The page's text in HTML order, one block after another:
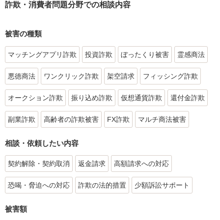
詐欺・消費者問題分野での相談内容
被害の種類
マッチングアプリ詐欺 投資詐欺 ぼったくり被害 霊感商法
悪徳商法 ワンクリック詐欺 架空請求 フィッシング詐欺
オークション詐欺 振り込め詐欺 仮想通貨詐欺 還付金詐欺
副業詐欺 高齢者の詐欺被害 FX詐欺 マルチ商法被害
相談・依頼したい内容
契約解除・契約取消 返金請求 高額請求への対応
恐喝・脅迫への対応 詐欺の法的措置 少額訴訟サポート
被害額